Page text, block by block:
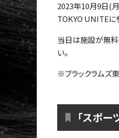
2023年10月9日(月
TOKYO UNITEに
当日は施設が無料
い。
※ブラックラムズ
「スポー